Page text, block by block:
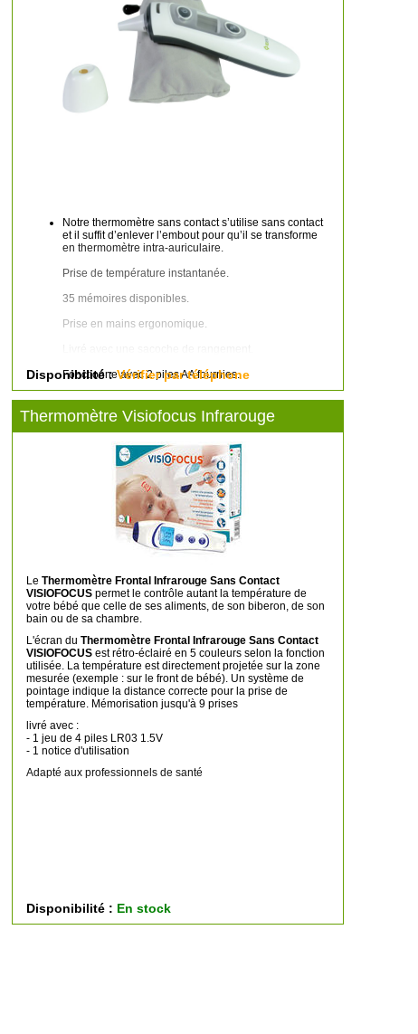
Notre thermomètre sans contact s’utilise sans contact
et il suffit d’enlever l’embout pour qu’il se transforme
en thermomètre intra-auriculaire.
Prise de température instantanée.
35 mémoires disponibles.
Prise en mains ergonomique.
Fonctionne avec 2 piles AA fournies.
Disponibilité : Vérifier par téléphone
Thermomètre Visiofocus Infrarouge
LeThermomètre Frontal Infrarouge Sans Contact
VISIOFOCUSpermet le contrôle autant la température de
votre bébé que celle de ses aliments, de son biberon, de son
bain ou de sa chambre.
L'écran duThermomètre Frontal Infrarouge Sans Contact
VISIOFOCUSest rétro-éclairé en 5 couleurs selon la fonction
utilisée. La température est directement projetée sur la zone
mesurée (exemple : sur le front de bébé). Un système de
pointage indique la distance correcte pour la prise de
température. Mémorisation jusqu'à 9 prises
livré avec :
- 1 jeu de 4 piles LR03 1.5V
- 1 notice d'utilisation
Adapté aux professionnels de santé
Disponibilité : En stock